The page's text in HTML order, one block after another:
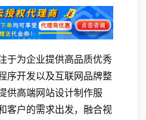
于为企业提供高品质优秀
序开发以及互联网品牌整
供高端网站设计制作服
客户的需求出发，融合视